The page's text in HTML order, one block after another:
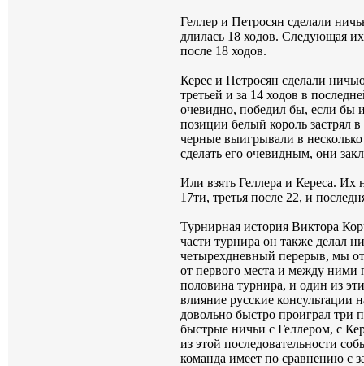
Геллер и Петросян сделали
длилась 18 ходов. Следующая
после 18 ходов.
Керес и Петросян сделали
третьей и за 14 ходов в
очевидно, победил бы, если бы
позиции белый король застрял
черные выигрывали в
сделать его очевидным, они
Или взять Геллера и Кереса. Их
17ти, третья после 22, и
Турнирная история Виктора
части турнира он также делал
четырехдневный перерыв, мы
от первого места и между ними
половина турнира, и один из
влияние русские консультации
довольно быстро проиграл три
быстрые ничьи с Геллером, с
из этой последовательности
команда имеет по сравнению с